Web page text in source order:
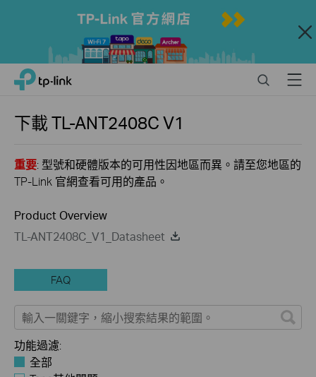
Close
Click
navigation
TP-Link, Reliably Smart SearchMenu
下載TL-ANT2408CV1
重要: 型號和硬體版本的可用性因地區而異。請至您地區的
TP-Link 官網查看可用的產品。
Product Overview
TL-ANT2408C_V1_Datasheet
FAQ
功能過濾:
全部